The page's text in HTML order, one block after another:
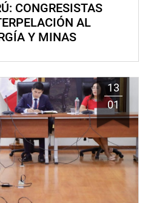
CONGRESISTAS
AL
Y MINAS
13
01